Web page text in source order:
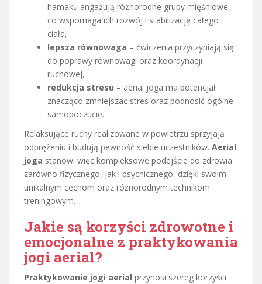
hamaku angażują różnorodne grupy mięśniowe,
co wspomaga ich rozwój i stabilizację całego
ciała,
lepsza równowaga – ćwiczenia przyczyniają się
do poprawy równowagi oraz koordynacji
ruchowej,
redukcja stresu – aerial joga ma potencjał
znacząco zmniejszać stres oraz podnosić ogólne
samopoczucie.
Relaksujące ruchy realizowane w powietrzu sprzyjają
odprężeniu i budują pewność siebie uczestników. Aerial
joga stanowi więc kompleksowe podejście do zdrowia
zarówno fizycznego, jak i psychicznego, dzięki swoim
unikalnym cechom oraz różnorodnym technikom
treningowym.
Jakie są korzyści zdrowotne i
emocjonalne z praktykowania
jogi aerial?
Praktykowanie jogi aerial przynosi szereg korzyści